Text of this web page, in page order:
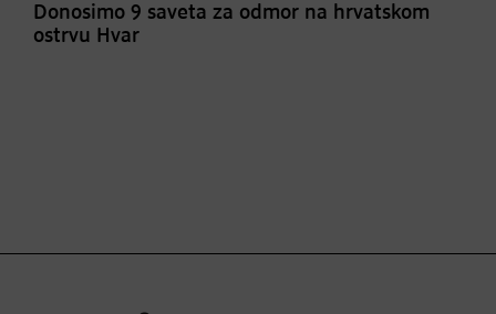
Donosimo 9 saveta za odmor na hrvatskom
ostrvu Hvar